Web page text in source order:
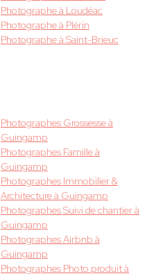
Photographe à Loudéac
Photographe à Plérin
Photographe à Saint-Brieuc
Photographes Grossesse à
Guingamp
Photographes Famille à
Guingamp
Photographes Immobilier &
Architecture à Guingamp
Photographes Suivi de chantier à
Guingamp
Photographes Airbnb à
Guingamp
Photographes Photo produit à